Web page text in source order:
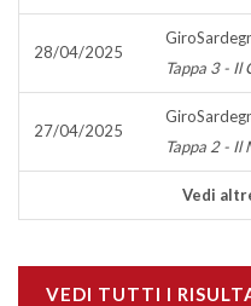
28/04/2025
Tappa 3 - Il
27/04/2025
Tappa 2 - Il
Vedi
VEDI TUTTI I